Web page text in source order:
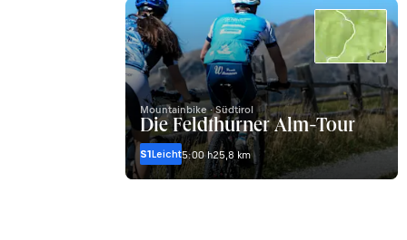
Mountainbike · Südtirol
Die Feldthurner Alm-Tour
S1Leicht5:00 h25,8 km